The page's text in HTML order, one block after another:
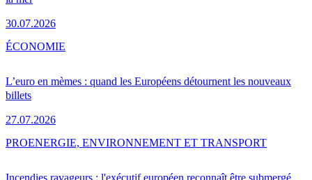
30.07.2026
L’euro en mèmes : quand les Européens détournent les nouveaux
billets
27.07.2026
ÉCONOMIE
Incendies ravageurs : l'exécutif européen reconnaît être submergé
PROENERGIE, ENVIRONNEMENT ET TRANSPORT